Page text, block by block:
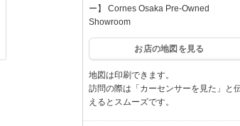
ー】 Cornes Osaka Pre-Owned
Showroom
お店の地図を見る
地図は印刷できます。
訪問の際は「カーセンサーを見た」と
えるとスムーズです。